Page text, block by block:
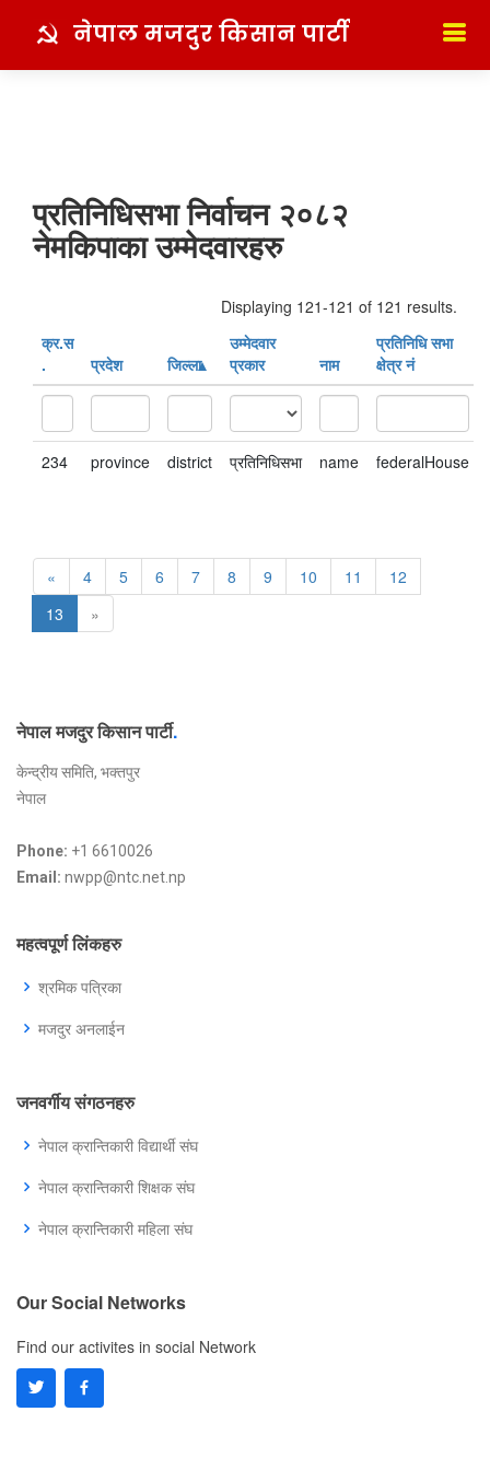
नेपाल मजदुर किसान पार्टी
प्रतिनिधिसभा निर्वाचन २०८२
नेमकिपाका उम्मेदवारहरु
Displaying 121-121 of 121 results.
क्र‍.स‌
.
प्रदेश जिल्ला
उम्मेदवार
प्रकार
नाम
प्रतिनिधि सभा
क्षेत्र नं
234 province district प्रतिनिधिसभा name federalHouse
« 4 5 6 7 8 9 10 11
12
13
»
नेपाल मजदुर किसान पार्टी.
केन्द्रीय समिति, भक्तपुर
नेपाल
Phone: +1 6610026
Email: nwpp@ntc.net.np
महत्वपूर्ण लिंकहरु
श्रमिक पत्रिका
मजदुर अनलाईन
जनवर्गीय संगठनहरु
नेपाल क्रान्तिकारी विद्यार्थी संघ
नेपाल क्रान्तिकारी शिक्षक संघ
नेपाल क्रान्तिकारी महिला संघ
Our Social Networks
Find our activites in social Network